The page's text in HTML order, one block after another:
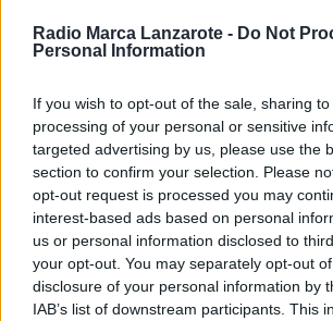
Radio Marca Lanzarote - Do Not
Personal Information
If you wish to opt-out of the sale, sharing
processing of your personal or sensitive
targeted advertising by us, please use the
section to confirm your selection. Please
opt-out request is processed you may
interest-based ads based on personal
us or personal information disclosed to
your opt-out. You may separately opt-out
disclosure of your personal information by
IAB’s list of downstream participants. This